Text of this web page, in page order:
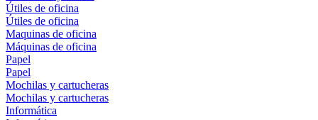
Útiles de oficina
Útiles de oficina
Maquinas de oficina
Máquinas de oficina
Papel
Papel
Mochilas y cartucheras
Mochilas y cartucheras
Informática